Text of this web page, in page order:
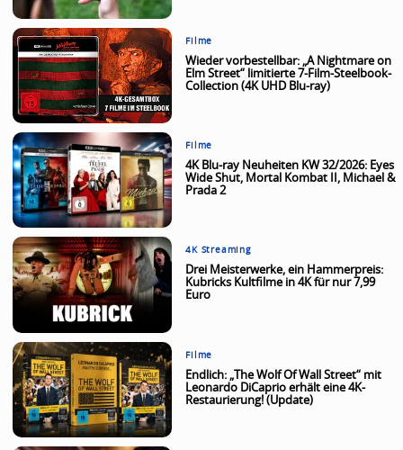
Filme
Wieder vorbestellbar: „A Nightmare on
Elm Street“ limitierte 7-Film-Steelbook-
Collection (4K UHD Blu-ray)
Filme
4K Blu-ray Neuheiten KW 32/2026: Eyes
Wide Shut, Mortal Kombat II, Michael &
Prada 2
4K Streaming
Drei Meisterwerke, ein Hammerpreis:
Kubricks Kultfilme in 4K für nur 7,99
Euro
Filme
Endlich: „The Wolf Of Wall Street“ mit
Leonardo DiCaprio erhält eine 4K-
Restaurierung! (Update)